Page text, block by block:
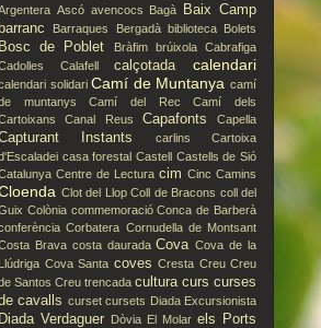
Ascó avencocs Bagà
Baix Camp
barranc
Barraques Bergadà biblioteca Bolets
Bosc de Poblet Bràfim brúixola
Cabrafiga
Calafell calçotada calendari
solidari Camí de Muntanya camí
muntanys
Camí del Rec
Camí dels
Canal Reus Capafonts Capella
Instants carlins
Cartoixa
casa forestal Castell Castells de Sió
Centre de Lectura cim Cinc Camins
Clot del Llop Coll de Bracons coll del
Colònia commemoració Conca de Barberà
Corbatera Cornudella de Montsant
Brava costa daurada Cova Cova de la
Llúdriga Cova Santa coves Cresta Creu Creu
Santos Creu trencada cultura curs curses
cavalls curset cursets Diada Excursionista
Diada Verdaguer Dòvia El Molar els Ports